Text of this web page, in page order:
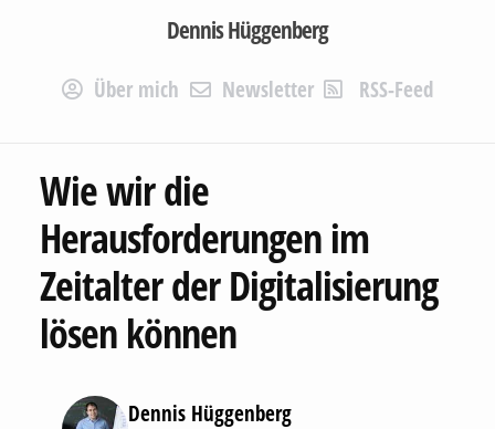
Dennis Hüggenberg
Über mich Newsletter RSS-Feed
Wie wir die
Herausforderungen im
Zeitalter der Digitalisierung
lösen können
Dennis Hüggenberg